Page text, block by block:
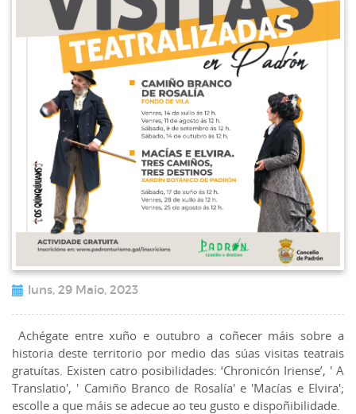
luns, 29 Maio, 2023
Achégate entre xuño e outubro a coñecer máis sobre a
historia deste territorio por medio das súas visitas teatrais
gratuítas. Existen catro posibilidades: ‘Chronicón Iriense’, ' A
Translatio', ' Camiño Branco de Rosalía' e 'Macías e Elvira';
escolle a que máis se adecue ao teu gusto e dispoñibilidade.